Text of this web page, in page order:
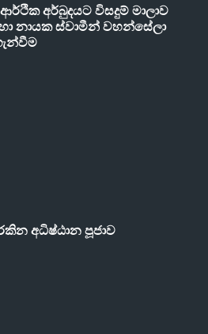
අර්බුදයට විසදුම් මාලාව
නායක ස්වාමීන් වහන්සේලා
අධිෂ්ඨාන පූජාව